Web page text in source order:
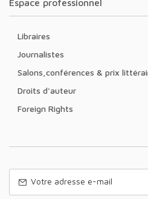
Espace professionnel
Libraires
Journalistes
Salons,conférences & prix
Droits d'auteur
Foreign Rights